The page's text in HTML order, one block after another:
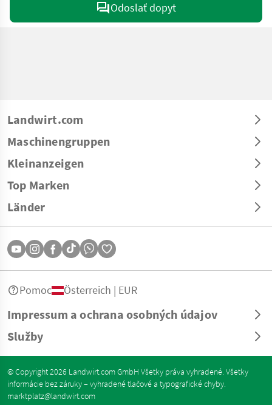
Odoslať dopyt
Landwirt.com
Maschinengruppen
Kleinanzeigen
Top Marken
Länder
Impressum a ochrana osobných údajov
Služby
Pomoc Österreich | EUR
© Copyright 2026 Landwirt.com GmbH Všetky práva vyhradené. Všetky
informácie bez záruky – vyhradené tlačové a typografické chyby.
marktplatz@landwirt.com